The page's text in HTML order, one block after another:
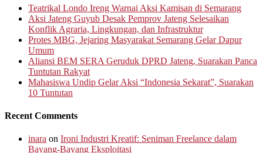
Teatrikal Londo Ireng Warnai Aksi Kamisan di Semarang
Aksi Jateng Guyub Desak Pemprov Jateng Selesaikan
Konflik Agraria, Lingkungan, dan Infrastruktur
Protes MBG, Jejaring Masyarakat Semarang Gelar Dapur
Umum
Aliansi BEM SERA Geruduk DPRD Jateng, Suarakan Panca
Tuntutan Rakyat
Mahasiswa Undip Gelar Aksi “Indonesia Sekarat”, Suarakan
10 Tuntutan
Recent Comments
inara on Ironi Industri Kreatif: Seniman Freelance dalam
Bayang-Bayang Eksploitasi